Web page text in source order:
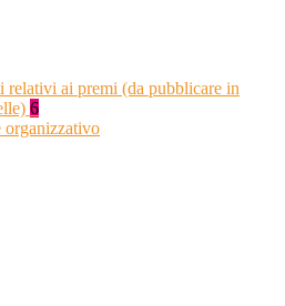
relativi ai premi (da pubblicare in
6
organizzativo